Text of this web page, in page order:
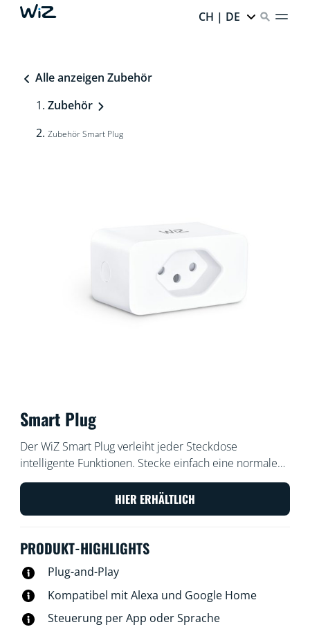
CH | DE
Alle anzeigen Zubehör
Zubehör
Zubehör Smart Plug
Smart Plug
Der WiZ Smart Plug verleiht jeder Steckdose
intelligente Funktionen. Stecke einfach eine normale
Leuchte oder ein Gerät ein und steuere diese mit
Deinem Smartphone oder Deiner Stimme. Mit einem
Zeitplan kannst Du Deine Geräte passend zu Deinen
sparen. Es macht nichts, wenn Du einmal vergessen
Du kannst sie mit Deinem Smartphone steuern.
HIER ERHÄLTLICH
PRODUKT-HIGHLIGHTS
Plug-and-Play
Kompatibel mit Alexa und Google Home
Steuerung per App oder Sprache